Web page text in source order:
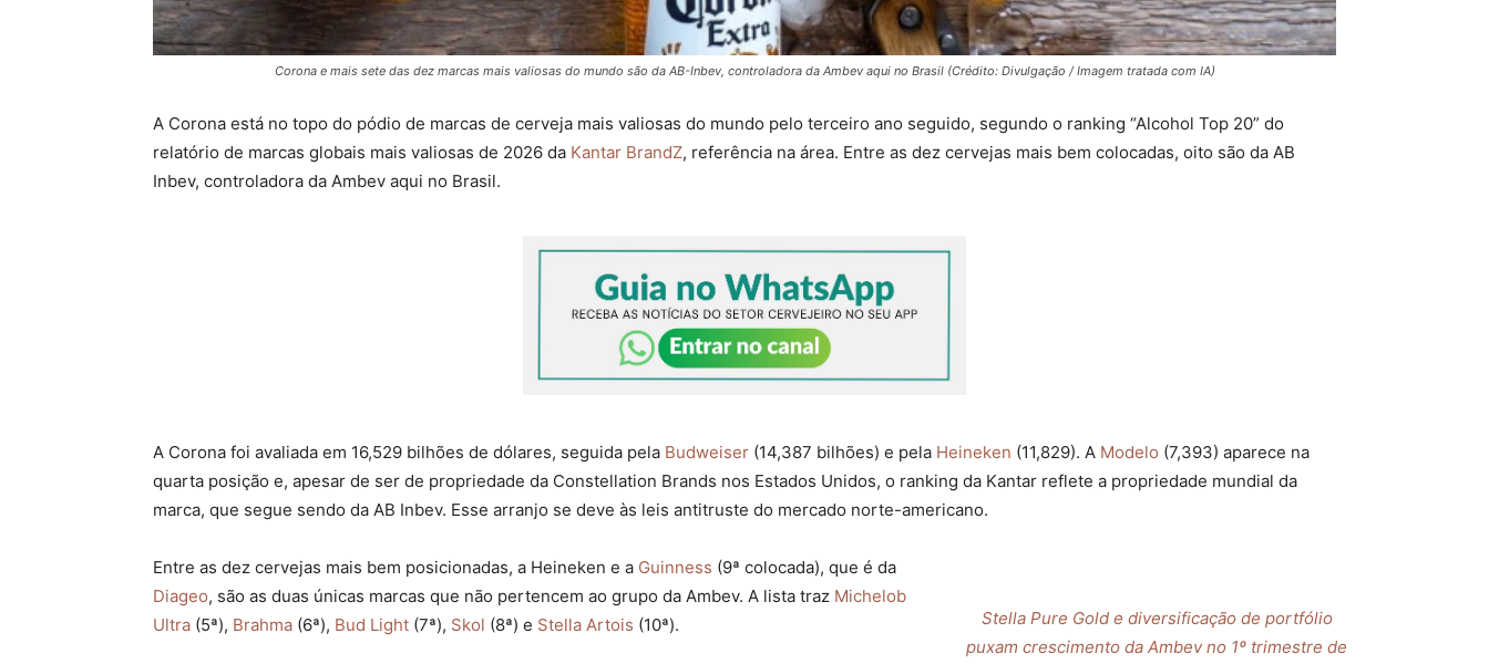
Corona e mais sete das dez marcas mais valiosas do mundo são da AB-Inbev, controladora da Ambev aqui no Brasil (Crédito: Divulgação / Imagem tratada com IA)
A Corona está no topo do pódio de marcas de cerveja mais valiosas do mundo pelo terceiro ano seguido, segundo o ranking “Alcohol Top 20” do
relatório de marcas globais mais valiosas de 2026 da Kantar BrandZ, referência na área. Entre as dez cervejas mais bem colocadas, oito são da AB
Inbev, controladora da Ambev aqui no Brasil.
A Corona foi avaliada em 16,529 bilhões de dólares, seguida pela Budweiser (14,387 bilhões) e pela Heineken (11,829). A Modelo (7,393) aparece na
quarta posição e, apesar de ser de propriedade da Constellation Brands nos Estados Unidos, o ranking da Kantar reflete a propriedade mundial da
marca, que segue sendo da AB Inbev. Esse arranjo se deve às leis antitruste do mercado norte-americano.
Stella Pure Gold e diversificação de portfólio
puxam crescimento da Ambev no 1º trimestre de
Entre as dez cervejas mais bem posicionadas, a Heineken e a Guinness (9ª colocada), que é da
Diageo, são as duas únicas marcas que não pertencem ao grupo da Ambev. A lista traz Michelob
Ultra (5ª), Brahma (6ª), Bud Light (7ª), Skol (8ª) e Stella Artois (10ª).